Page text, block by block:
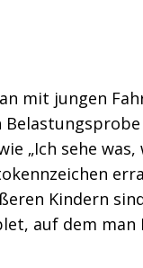
mit jungen
„Ich sehe
Kindern
auf dem man